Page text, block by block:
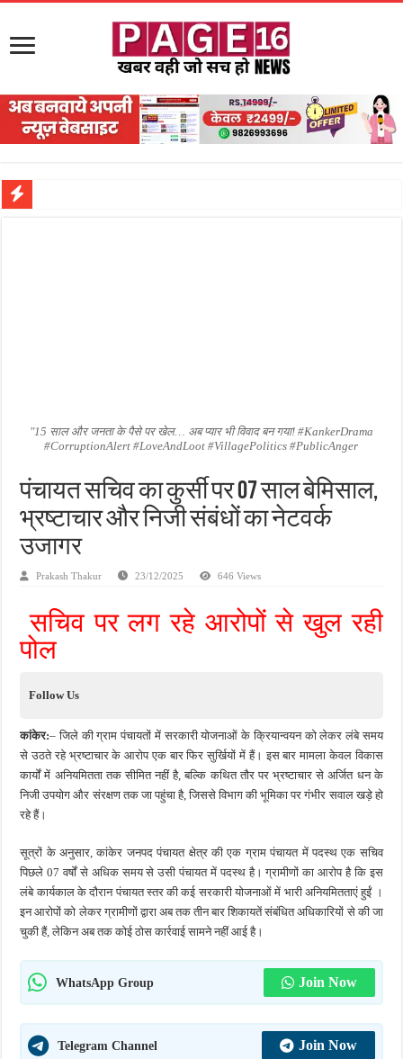
जन सहयोग और पूर्व सैनिकों ने चलाया दूध नदी स्वच्छता अभियान, भारी मात्रा में कचरा हटाया
अंतरराष्ट्रीय जैव विविधता दिवस पर पर्यावरण संरक्षण का संदेश, कांकेर में जागरूकता कार्यक्रम
चिल्ड्रन्स पार्क के जीर्णोद्धार के लिए आगे आई ‘जन सहयोग’, स्वच्छता अभियान से बदली तस्वीर
"15 साल और जनता के पैसे पर खेल… अब प्यार भी विवाद बन गया! #KankerDrama
#CorruptionAlert #LoveAndLoot #VillagePolitics #PublicAnger
पंचायत सचिव का कुर्सी पर 07 साल बेमिसाल,
भ्रष्टाचार और निजी संबंधों का नेटवर्क
उजागर
Prakash Thakur 23/12/2025 646 Views
सचिव पर लग रहे आरोपों से खुल रही
पोल
Follow Us
कांकेर:– जिले की ग्राम पंचायतों में सरकारी योजनाओं के क्रियान्वयन को लेकर लंबे समय
से उठते रहे भ्रष्टाचार के आरोप एक बार फिर सुर्खियों में हैं। इस बार मामला केवल विकास
कार्यों में अनियमितता तक सीमित नहीं है, बल्कि कथित तौर पर भ्रष्टाचार से अर्जित धन के
निजी उपयोग और संरक्षण तक जा पहुंचा है, जिससे विभाग की भूमिका पर गंभीर सवाल खड़े हो
रहे हैं।
सूत्रों के अनुसार, कांकेर जनपद पंचायत क्षेत्र की एक ग्राम पंचायत में पदस्थ एक सचिव
पिछले 07 वर्षों से अधिक समय से उसी पंचायत में पदस्थ है। ग्रामीणों का आरोप है कि इस
लंबे कार्यकाल के दौरान पंचायत स्तर की कई सरकारी योजनाओं में भारी अनियमितताएं हुईं ।
इन आरोपों को लेकर ग्रामीणों द्वारा अब तक तीन बार शिकायतें संबंधित अधिकारियों से की जा
चुकी हैं, लेकिन अब तक कोई ठोस कार्रवाई सामने नहीं आई है।
WhatsApp Group Join Now
Telegram Channel Join Now